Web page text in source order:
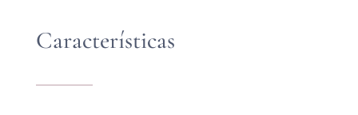
Características